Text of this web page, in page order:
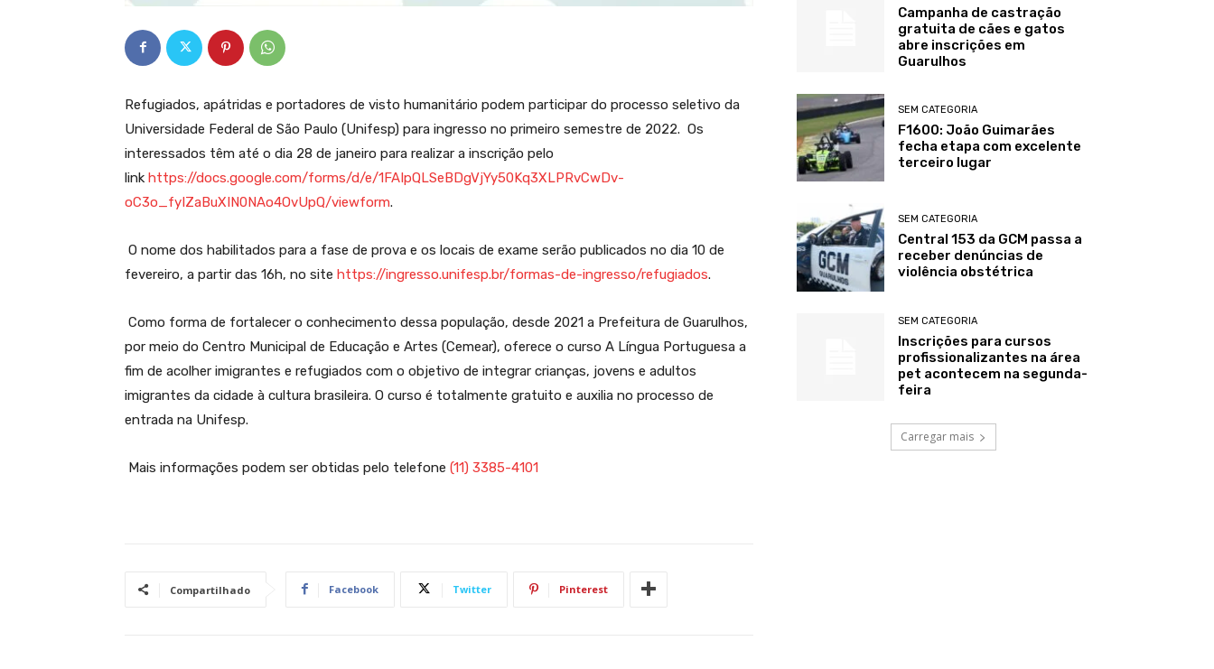
Refugiados, apátridas e portadores de visto humanitário podem participar do processo seletivo da
Universidade Federal de São Paulo (Unifesp) para ingresso no primeiro semestre de 2022. Os
interessados têm até o dia 28 de janeiro para realizar a inscrição pelo
link https://docs.google.com/forms/d/e/1FAIpQLSeBDgVjYy50Kq3XLPRvCwDv-
oC3o_fyIZaBuXIN0NAo4OvUpQ/viewform.
O nome dos habilitados para a fase de prova e os locais de exame serão publicados no dia 10 de
fevereiro, a partir das 16h, no site https://ingresso.unifesp.br/formas-de-ingresso/refugiados.
Como forma de fortalecer o conhecimento dessa população, desde 2021 a Prefeitura de Guarulhos,
por meio do Centro Municipal de Educação e Artes (Cemear), oferece o curso A Língua Portuguesa a
fim de acolher imigrantes e refugiados com o objetivo de integrar crianças, jovens e adultos
imigrantes da cidade à cultura brasileira. O curso é totalmente gratuito e auxilia no processo de
entrada na Unifesp.
Mais informações podem ser obtidas pelo telefone (11) 3385-4101
Compartilhado Facebook Twitter Pinterest
Campanha de castração
gratuita de cães e gatos
abre inscrições em
Guarulhos
SEM CATEGORIA
F1600: João Guimarães
fecha etapa com excelente
terceiro lugar
SEM CATEGORIA
Central 153 da GCM passa a
receber denúncias de
violência obstétrica
SEM CATEGORIA
Inscrições para cursos
profissionalizantes na área
pet acontecem na segunda-
feira
Carregar mais